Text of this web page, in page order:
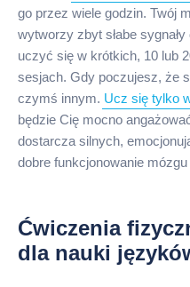
go przez wiele godzin. Twój
wytworzy zbyt słabe
uczyć się w krótkich, 10 lub
sesjach. Gdy poczujesz, że
czymś innym. Ucz się tylko
będzie Cię mocno
dostarcza silnych,
dobre funkcjonowanie
Ćwiczenia
dla nauki